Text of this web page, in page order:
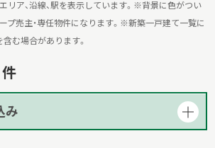
リフォームしたい
ア、沿線、駅を表示しています。 ※背景に色がつい
売主・専任物件になります。 ※新築一戸建て一覧に
む場合があります。
件
み